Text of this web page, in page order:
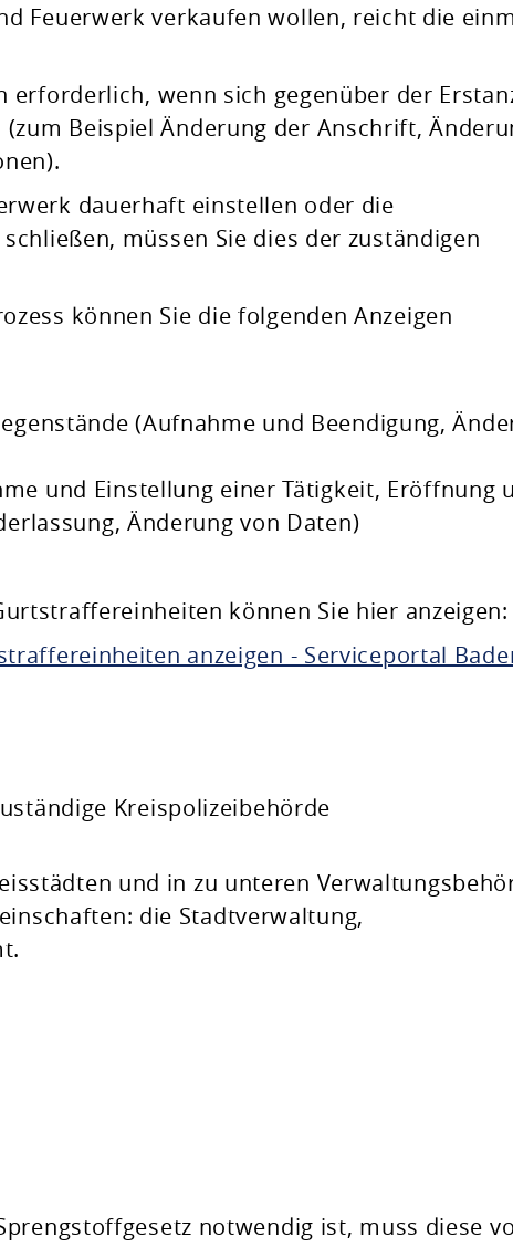
Feuerwerk verkaufen wollen, reicht die
erforderlich, wenn sich gegenüber der
Beispiel Änderung der Anschrift,
dauerhaft einstellen oder die
müssen Sie dies der zuständigen
können Sie die folgenden Anzeigen
(Aufnahme und Beendigung,
und Einstellung einer Tätigkeit, Eröffnung
Änderung von Daten)
können Sie hier anzeigen:
anzeigen - Serviceportal
Kreispolizeibehörde
und in zu unteren
die Stadtverwaltung,
notwendig ist, muss diese